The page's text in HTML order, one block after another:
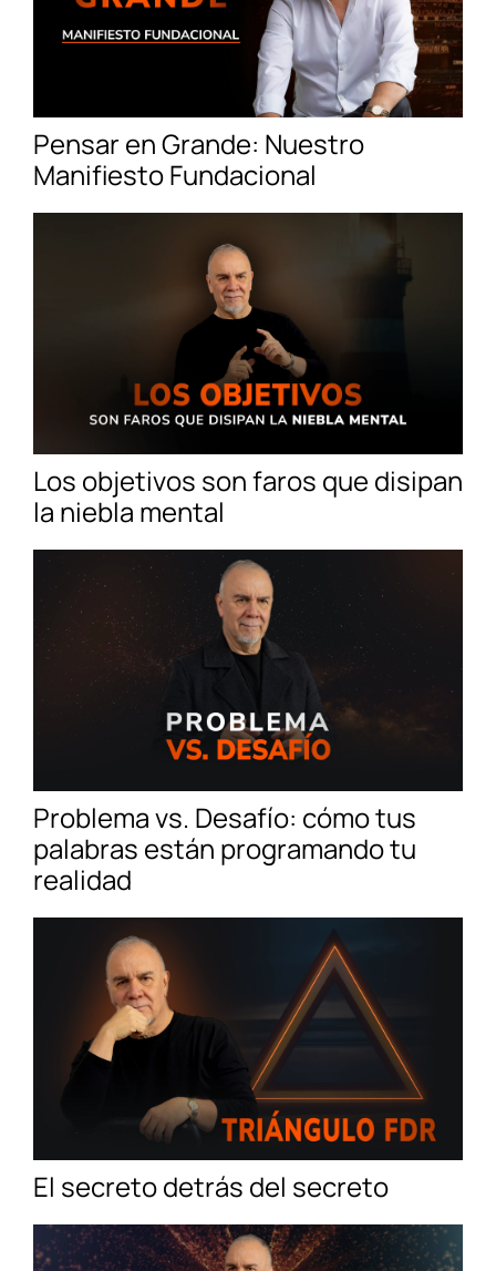
Pensar en Grande: Nuestro
Manifiesto Fundacional
Los objetivos son faros que disipan
la niebla mental
Problema vs. Desafío: cómo tus
palabras están programando tu
realidad
El secreto detrás del secreto